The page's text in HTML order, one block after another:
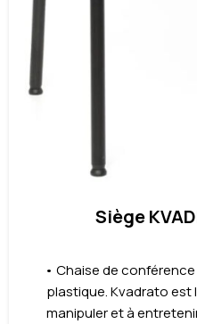
Siège
• Chaise de
plastique. Kvadrato
manipuler et à